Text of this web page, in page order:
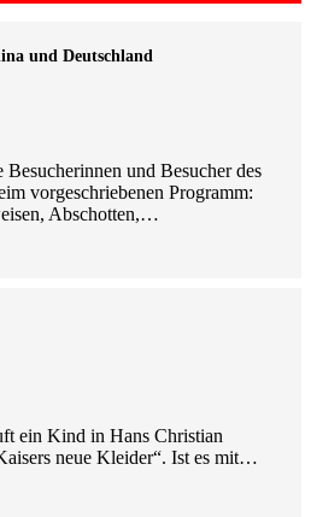
und Deutschland
und Besucher des
vorgeschriebenen Programm:
Abschotten,…
ein Kind in Hans Christian
neue Kleider“. Ist es mit…